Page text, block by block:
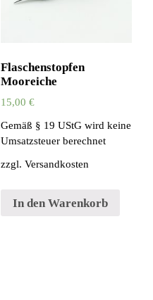
Flaschenstopfen
Mooreiche
15,00 €
Gemäß § 19 UStG wird keine
Umsatzsteuer berechnet
zzgl. Versandkosten
In den Warenkorb